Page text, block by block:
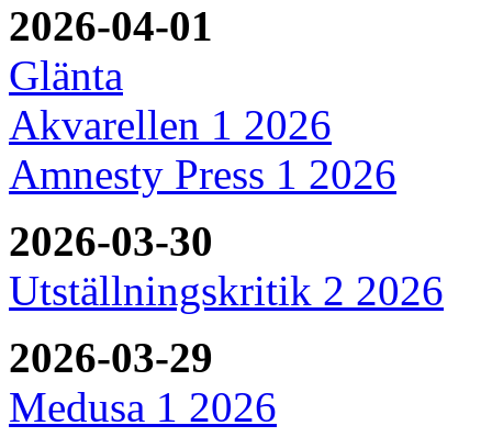
2026-04-01
Glänta
Akvarellen 1 2026
Amnesty Press 1 2026
2026-03-30
Utställningskritik 2 2026
2026-03-29
Medusa 1 2026